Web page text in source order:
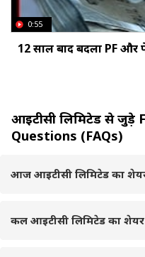
0:55
12 साल बाद बदला PF और
आइटीसी लिमिटेड से जुड़े
Questions (FAQs)
आज आइटीसी लिमिटेड का शेयर
कल आइटीसी लिमिटेड का शेयर